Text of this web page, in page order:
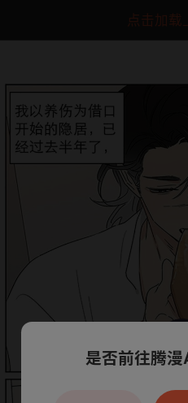
点击加载
本章节仅支持App
是否前往腾